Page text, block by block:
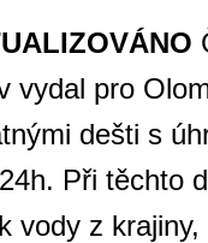
vydal pro
dešti s
Při těchto
vody z